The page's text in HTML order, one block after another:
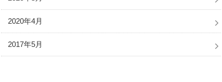
2020年4月
2017年5月